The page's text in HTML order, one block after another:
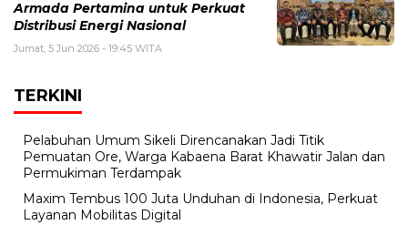
Armada Pertamina untuk Perkuat
Distribusi Energi Nasional
Jumat, 5 Jun 2026 - 19:45 WITA
TERKINI
Pelabuhan Umum Sikeli Direncanakan Jadi Titik
Pemuatan Ore, Warga Kabaena Barat Khawatir Jalan dan
Permukiman Terdampak
Maxim Tembus 100 Juta Unduhan di Indonesia, Perkuat
Layanan Mobilitas Digital